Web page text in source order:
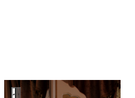
MDM